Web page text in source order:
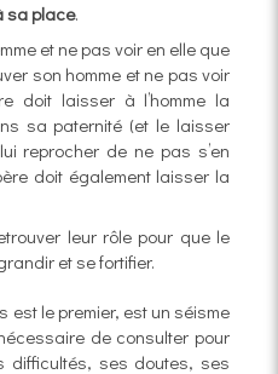
sa place.
et ne pas voir en elle que
son homme et ne pas voir
doit laisser à l’homme la
sa paternité (et le laisser
reprocher de ne pas s’en
doit également laisser la
leur rôle pour que le
et se fortifier.
est le premier, est un séisme
de consulter pour
difficultés, ses doutes, ses